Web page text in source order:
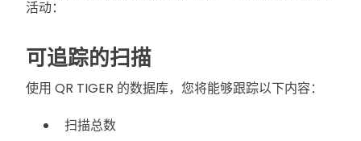
活动：
可追踪的扫描
使用 QR TIGER 的数据库，您将能够跟踪以下内容：
扫描总数